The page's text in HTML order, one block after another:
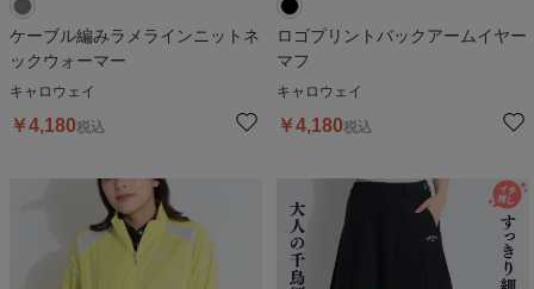
ケーブル編みラメラインニットネ
ックウォーマー
キャロウェイ
￥4,180税込
ロゴプリントバックアームイヤー
マフ
キャロウェイ
￥4,180税込